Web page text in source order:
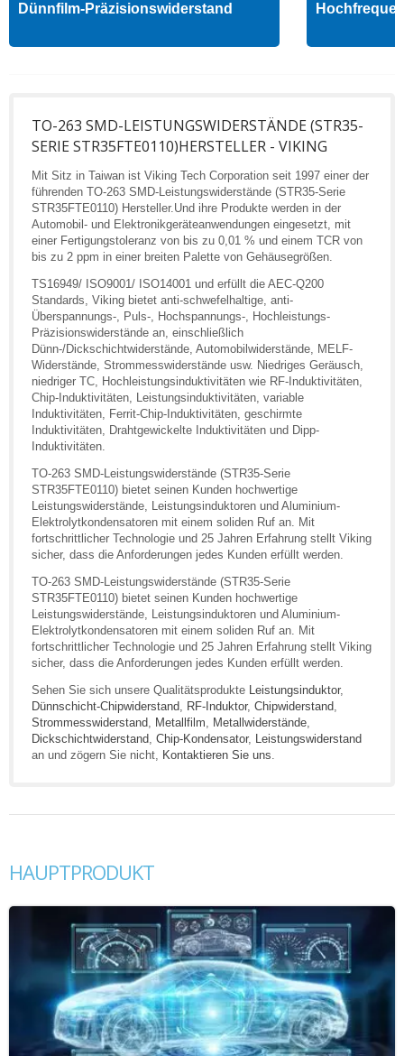
Dünnfilm-Präzisionswiderstand
TO-263 SMD-LEISTUNGSWIDERSTÄNDE (STR35-
SERIE STR35FTE0110)HERSTELLER - VIKING
Mit Sitz in Taiwan ist Viking Tech Corporation seit 1997 einer der
führenden TO-263 SMD-Leistungswiderstände (STR35-Serie
STR35FTE0110) Hersteller.Und ihre Produkte werden in der
Automobil- und Elektronikgeräteanwendungen eingesetzt, mit
einer Fertigungstoleranz von bis zu 0,01 % und einem TCR von
bis zu 2 ppm in einer breiten Palette von Gehäusegrößen.
TS16949/ ISO9001/ ISO14001 und erfüllt die AEC-Q200
Standards, Viking bietet anti-schwefelhaltige, anti-
Überspannungs-, Puls-, Hochspannungs-, Hochleistungs-
Präzisionswiderstände an, einschließlich
Dünn-/Dickschichtwiderstände, Automobilwiderstände, MELF-
Widerstände, Strommesswiderstände usw. Niedriges Geräusch,
niedriger TC, Hochleistungsinduktivitäten wie RF-Induktivitäten,
Chip-Induktivitäten, Leistungsinduktivitäten, variable
Induktivitäten, Ferrit-Chip-Induktivitäten, geschirmte
Induktivitäten, Drahtgewickelte Induktivitäten und Dipp-
Induktivitäten.
TO-263 SMD-Leistungswiderstände (STR35-Serie
STR35FTE0110) bietet seinen Kunden hochwertige
Leistungswiderstände, Leistungsinduktoren und Aluminium-
Elektrolytkondensatoren mit einem soliden Ruf an. Mit
fortschrittlicher Technologie und 25 Jahren Erfahrung stellt Viking
sicher, dass die Anforderungen jedes Kunden erfüllt werden.
TO-263 SMD-Leistungswiderstände (STR35-Serie
STR35FTE0110) bietet seinen Kunden hochwertige
Leistungswiderstände, Leistungsinduktoren und Aluminium-
Elektrolytkondensatoren mit einem soliden Ruf an. Mit
fortschrittlicher Technologie und 25 Jahren Erfahrung stellt Viking
sicher, dass die Anforderungen jedes Kunden erfüllt werden.
Sehen Sie sich unsere Qualitätsprodukte Leistungsinduktor,
Dünnschicht-Chipwiderstand, RF-Induktor, Chipwiderstand,
Strommesswiderstand, Metallfilm, Metallwiderstände,
Dickschichtwiderstand, Chip-Kondensator, Leistungswiderstand
an und zögern Sie nicht, Kontaktieren Sie uns.
HAUPTPRODUKT